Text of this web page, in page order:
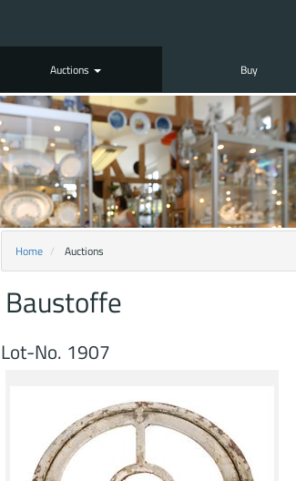
Auctions Buy
Home Auctions
Baustoffe
Lot-No. 1907